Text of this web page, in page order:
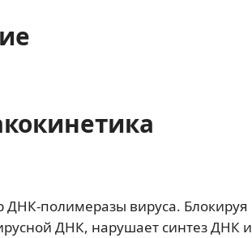
ДНК-полимеразы вируса. Блокируя
ДНК, нарушает синтез ДНК и